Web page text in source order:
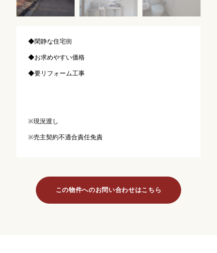
◆閑静な住宅街
◆お求めやすい価格
◆要リフォーム工事
※現況渡し
※売主契約不適合責任免責
この物件へのお問い合わせはこちら